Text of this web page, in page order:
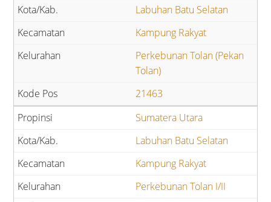
Labuhan Batu Selatan
Kampung Rakyat
Perkebunan Tolan (Pekan
Tolan)
21463
Sumatera Utara
Labuhan Batu Selatan
Kampung Rakyat
Perkebunan Tolan I/II